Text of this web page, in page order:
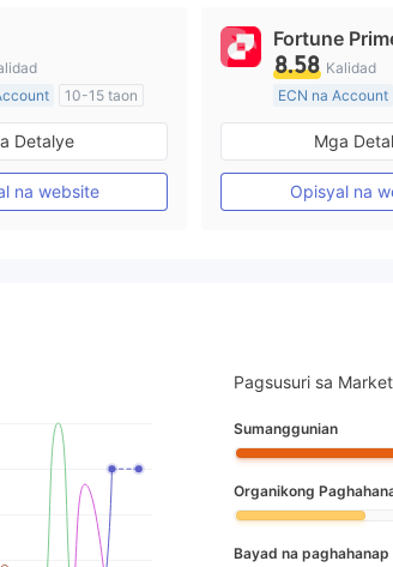
10-15 taon
sa Australia
ng Market (MM)
label na MT4
Detalye
na website
Fortune
8.58 Kalidad
ECN na Account
Kinokontrol sa
Paggawa ng
Pangunahing
Mga
Opisyal na
Pagsusuri sa Market
Sumanggunian
Organikong
Bayad na paghahanap